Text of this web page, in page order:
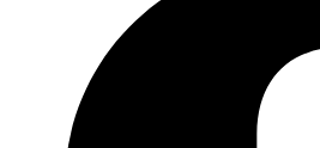
window